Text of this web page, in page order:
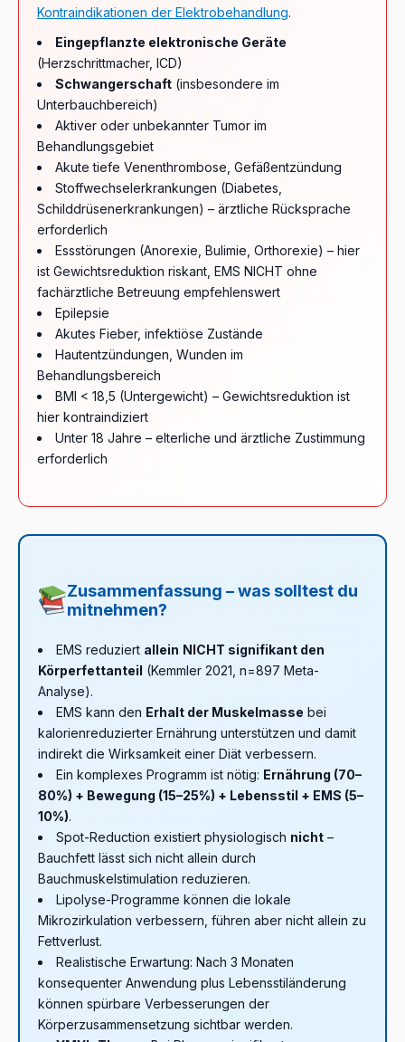
Kontraindikationen der Elektrobehandlung.
Eingepflanzte elektronische Geräte
(Herzschrittmacher, ICD)
Schwangerschaft (insbesondere im
Unterbauchbereich)
Aktiver oder unbekannter Tumor im
Behandlungsgebiet
Akute tiefe Venenthrombose, Gefäßentzündung
Stoffwechselerkrankungen (Diabetes,
Schilddrüsenerkrankungen) – ärztliche Rücksprache
erforderlich
Essstörungen (Anorexie, Bulimie, Orthorexie) – hier
ist Gewichtsreduktion riskant, EMS NICHT ohne
fachärztliche Betreuung empfehlenswert
Epilepsie
Akutes Fieber, infektiöse Zustände
Hautentzündungen, Wunden im
Behandlungsbereich
BMI < 18,5 (Untergewicht) – Gewichtsreduktion ist
hier kontraindiziert
Unter 18 Jahre – elterliche und ärztliche Zustimmung
erforderlich
Zusammenfassung – was solltest du
mitnehmen?
EMS reduziert allein NICHT signifikant den
Körperfettanteil (Kemmler 2021, n=897 Meta-
Analyse).
EMS kann den Erhalt der Muskelmasse bei
kalorienreduzierter Ernährung unterstützen und damit
indirekt die Wirksamkeit einer Diät verbessern.
Ein komplexes Programm ist nötig: Ernährung (70–
80%) + Bewegung (15–25%) + Lebensstil + EMS (5–
10%).
Spot-Reduction existiert physiologisch nicht –
Bauchfett lässt sich nicht allein durch
Bauchmuskelstimulation reduzieren.
Lipolyse-Programme können die lokale
Mikrozirkulation verbessern, führen aber nicht allein zu
Fettverlust.
Realistische Erwartung: Nach 3 Monaten
konsequenter Anwendung plus Lebensstiländerung
können spürbare Verbesserungen der
Körperzusammensetzung sichtbar werden.